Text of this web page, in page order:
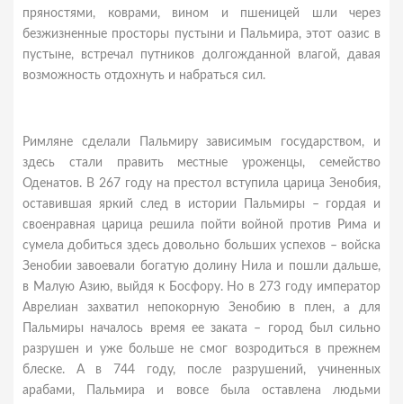
пряностями, коврами, вином и пшеницей шли через
безжизненные просторы пустыни и Пальмира, этот оазис в
пустыне, встречал путников долгожданной влагой, давая
возможность отдохнуть и набраться сил.
Римляне сделали Пальмиру зависимым государством, и
здесь стали править местные уроженцы, семейство
Оденатов. В 267 году на престол вступила царица Зенобия,
оставившая яркий след в истории Пальмиры – гордая и
своенравная царица решила пойти войной против Рима и
сумела добиться здесь довольно больших успехов – войска
Зенобии завоевали богатую долину Нила и пошли дальше,
в Малую Азию, выйдя к Босфору. Но в 273 году император
Аврелиан захватил непокорную Зенобию в плен, а для
Пальмиры началось время ее заката – город был сильно
разрушен и уже больше не смог возродиться в прежнем
блеске. А в 744 году, после разрушений, учиненных
арабами, Пальмира и вовсе была оставлена людьми